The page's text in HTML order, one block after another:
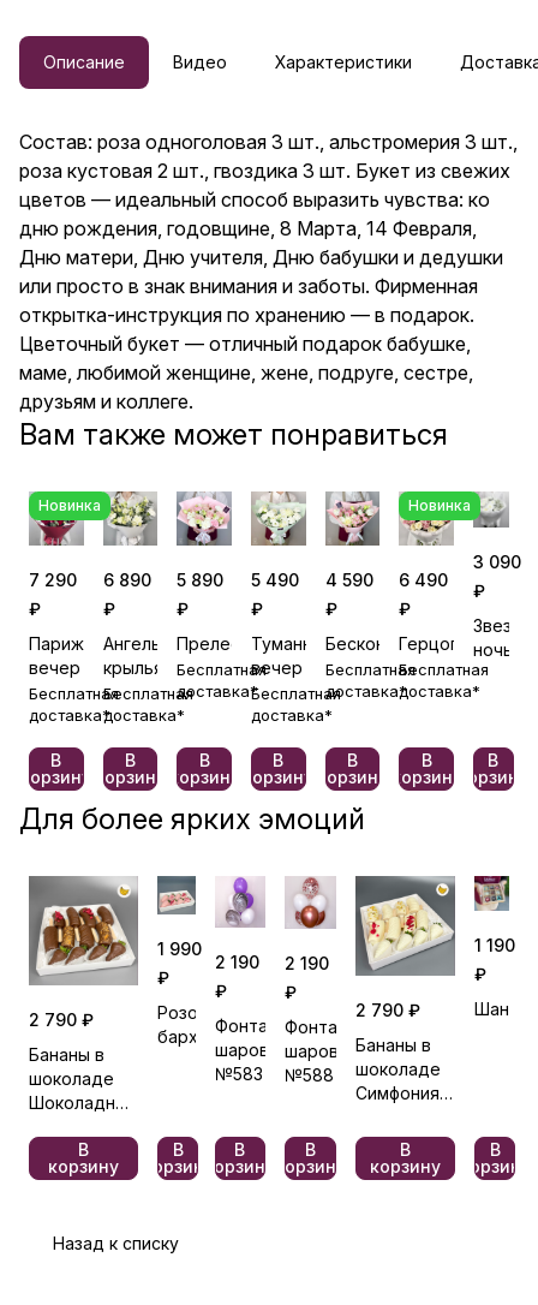
Февраля, Дню матери, Дню
учителя, Дню бабушки и
дедушки или просто в знак
хранению — в подарок.
Цветочный букет — отличный
подарок бабушке, маме,
любимой женщине, жене,
подруге, сестре, друзьям и
коллеге.
Описание Видео Характеристики
Состав: роза одноголовая 3 шт., альстромерия 3 шт.,
роза кустовая 2 шт., гвоздика 3 шт. Букет из свежих
цветов — идеальный способ выразить чувства: ко
дню рождения, годовщине, 8 Марта, 14 Февраля,
Дню матери, Дню учителя, Дню бабушки и дедушки
или просто в знак внимания и заботы. Фирменная
открытка-инструкция по хранению — в подарок.
Цветочный букет — отличный подарок бабушке,
маме, любимой женщине, жене, подруге, сестре,
друзьям и коллеге.
Вам также может понравиться
Новинка
7 290
₽
Парижский
вечер
Бесплатная
доставка*
В
корзину
6 890
₽
Ангельские
крылья
Бесплатная
доставка*
В
корзину
5 890
₽
Прелесть
Бесплатная
доставка*
В
корзину
5 490
₽
Туманный
вечер
Бесплатная
доставка*
В
корзину
4 590
₽
Бесконечность
Бесплатная
доставка*
В
корзину
Новинка
6 490
₽
Герцогиня
Бесплатная
доставка*
В
корзину
3 090
₽
ночь
В
корзину
Для более ярких эмоций
2 790 ₽
Бананы в
шоколаде
Шоколадный
В
корзину
1 990
₽
Розовый
бархат
В
корзину
2 190
₽
Фонтан
шаров
№583
В
корзину
2 190
₽
Фонтан
шаров
№588
В
корзину
2 790 ₽
Бананы в
шоколаде
Симфония
В
корзину
1 190
₽
В
корзину
Назад к списку